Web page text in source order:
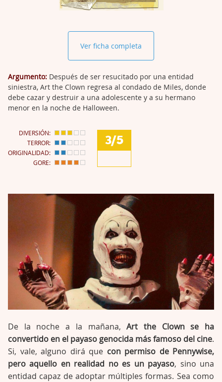
Ver ficha completa
Argumento: Después de ser resucitado por una entidad
siniestra, Art the Clown regresa al condado de Miles, donde
debe cazar y destruir a una adolescente y a su hermano
menor en la noche de Halloween.
DIVERSIÓN:
TERROR:
ORIGINALIDAD:
GORE:
3/5
De la noche a la mañana,Art the Clown se ha
convertido en el payaso genocida más famoso del cine.
Si, vale, alguno dirá que con permiso de Pennywise,
pero aquello en realidad no es un payaso, sino una
entidad capaz de adoptar múltiples formas. Sea como